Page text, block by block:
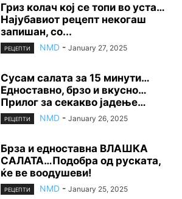
Гриз колач кој се топи во уста…
Најубавиот рецепт некогаш
запишан, со...
РЕЦЕПТИ NMD - January 27, 2025
Сусам салата за 15 минути…
Едноставно, брзо и вкусно…
Прилог за секакво јадење…
РЕЦЕПТИ NMD - January 26, 2025
Брза и едноставна ВЛАШКА
САЛАТА…Подобра од руската,
ќе ве воодушеви!
РЕЦЕПТИ NMD - January 25, 2025